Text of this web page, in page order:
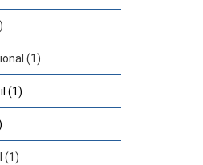
(1)
(1)
(1)